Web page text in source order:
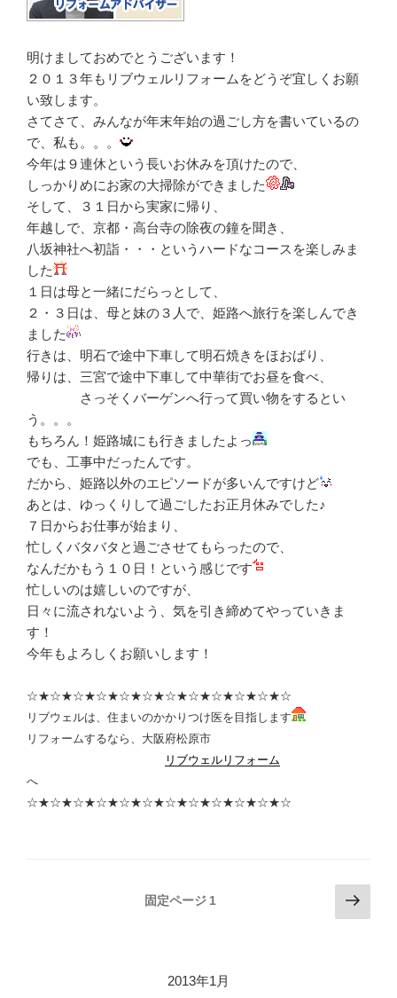
明けましておめでとうございます！
２０１３年もリブウェルリフォームをどうぞ宜しくお願
い致します。
さてさて、みんなが年末年始の過ごし方を書いているの
で、私も。。。
今年は９連休という長いお休みを頂けたので、
しっかりめにお家の大掃除ができました
そして、３１日から実家に帰り、
年越しで、京都・高台寺の除夜の鐘を聞き、
八坂神社へ初詣・・・というハードなコースを楽しみま
した
１日は母と一緒にだらっとして、
２・３日は、母と妹の３人で、姫路へ旅行を楽しんでき
ました
行きは、明石で途中下車して明石焼きをほおばり、
帰りは、三宮で途中下車して中華街でお昼を食べ、
さっそくバーゲンへ行って買い物をするとい
う。。。
もちろん！姫路城にも行きましたよっ
でも、工事中だったんです。
だから、姫路以外のエピソードが多いんですけど
あとは、ゆっくりして過ごしたお正月休みでした♪
７日からお仕事が始まり、
忙しくバタバタと過ごさせてもらったので、
なんだかもう１０日！という感じです
忙しいのは嬉しいのですが、
日々に流されないよう、気を引き締めてやっていきま
す！
今年もよろしくお願いします！
☆★☆★☆★☆★☆★☆★☆★☆★☆★☆★☆★☆
リブウェルは、住まいのかかりつけ医を目指します
リフォームするなら、大阪府松原市
リブウェルリフォーム
へ
☆★☆★☆★☆★☆★☆★☆★☆★☆★☆★☆★☆
固定ページ 1
次
の
2013年1月